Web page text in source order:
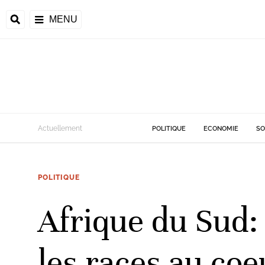
MENU
du
Actuellement POLITIQUE ECONOMIE
POLITIQUE
Afrique du